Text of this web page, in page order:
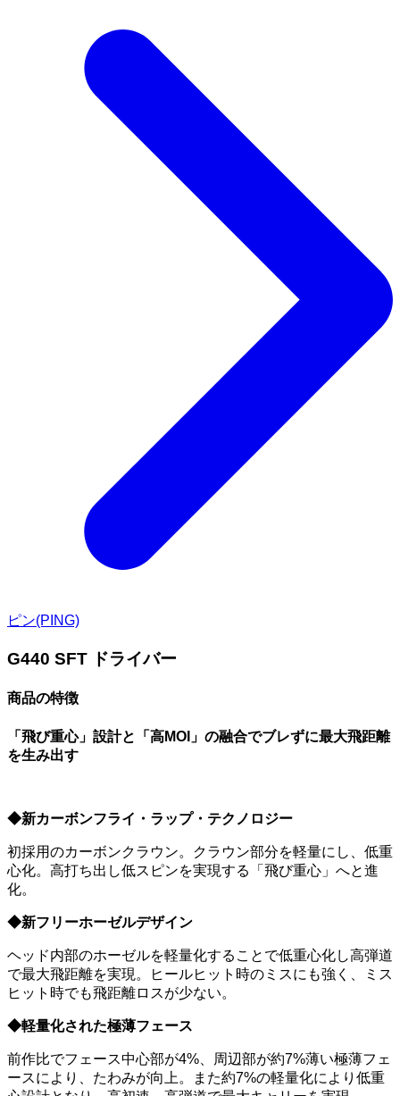
ピン(PING)
G440 SFT ドライバー
商品の特徴
「飛び重心」設計と「高MOI」の融合でブレずに最大飛距離
を生み出す
◆新カーボンフライ・ラップ・テクノロジー
初採用のカーボンクラウン。クラウン部分を軽量にし、低重
心化。高打ち出し低スピンを実現する「飛び重心」へと進
化。
◆新フリーホーゼルデザイン
ヘッド内部のホーゼルを軽量化することで低重心化し高弾道
で最大飛距離を実現。ヒールヒット時のミスにも強く、ミス
ヒット時でも飛距離ロスが少ない。
◆軽量化された極薄フェース
前作比でフェース中心部が4%、周辺部が約7%薄い極薄フェ
ースにより、たわみが向上。また約7%の軽量化により低重